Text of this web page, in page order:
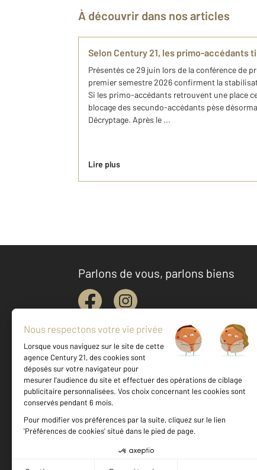
À découvrir dans nos articles
Selon Century 21, les primo-accédants
Présentés ce 29 juin lors de la conférence de
premier semestre 2026 confirment la
Si les primo-accédants retrouvent une place
blocage des secundo-accédants pèse
Décryptage. Après le ...
Lire plus
Parlons de vous, parlons biens
Votre agence est notée
Achat
10